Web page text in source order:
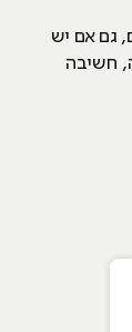
גם אם יש
חשיבה